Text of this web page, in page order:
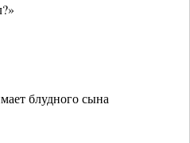
блудного сына